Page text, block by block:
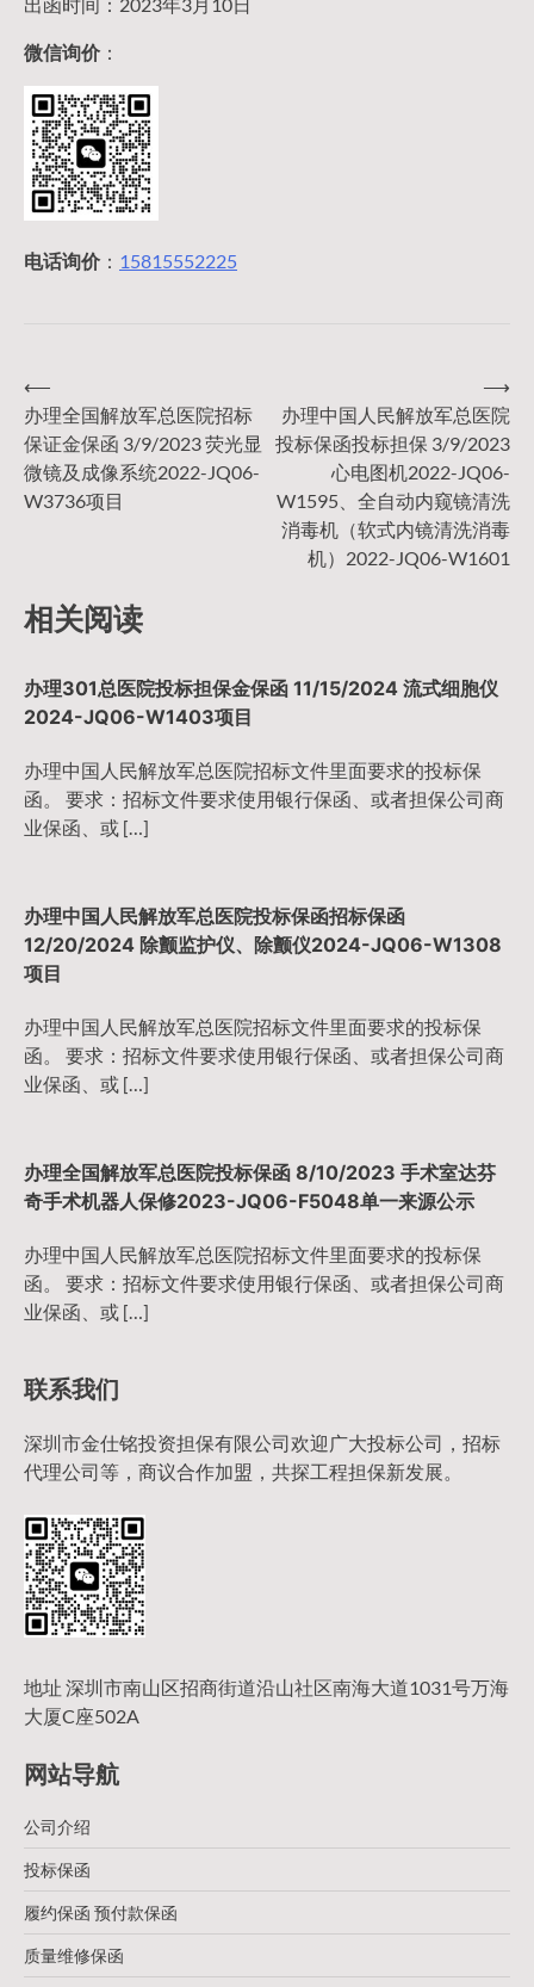
微信询价：
电话询价： 15815552225
文
章
航
⟵
办理全国解放军总医院招标
保证金保函 3/9/2023 荧光显
微镜及成像系统2022-JQ06-
W3736项目
办理中国人民解放军总医院
投标保函投标担保 3/9/2023
心电图机2022-JQ06-
W1595、全自动内窥镜清洗
消毒机（软式内镜清洗消毒
机）2022-JQ06-W1601
⟶
相关阅读
办理301总医院投标担保金保函 11/15/2024 流式细胞仪
2024-JQ06-W1403项目
办理中国人民解放军总医院招标文件里面要求的投标保
函。 要求：招标文件要求使用银行保函、或者担保公司商
业保函、或 […]
办理中国人民解放军总医院投标保函招标保函
12/20/2024 除颤监护仪、除颤仪2024-JQ06-W1308
项目
办理中国人民解放军总医院招标文件里面要求的投标保
函。 要求：招标文件要求使用银行保函、或者担保公司商
业保函、或 […]
办理全国解放军总医院投标保函 8/10/2023 手术室达芬
奇手术机器人保修2023-JQ06-F5048单一来源公示
办理中国人民解放军总医院招标文件里面要求的投标保
函。 要求：招标文件要求使用银行保函、或者担保公司商
业保函、或 […]
联系我们
深圳市金仕铭投资担保有限公司欢迎广大投标公司，招标
代理公司等，商议合作加盟，共探工程担保新发展。
地址 深圳市南山区招商街道沿山社区南海大道1031号万海
大厦C座502A
网站导航
公司介绍
投标保函
履约保函 预付款保函
质量维修保函